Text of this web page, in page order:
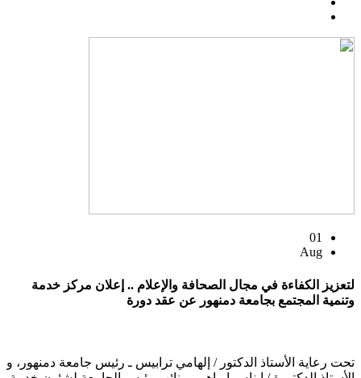
01
Aug
لتعزيز الكفاءة في مجال الصحافة والإعلام .. إعلان مركز خدمة
وتنمية المجتمع بجامعة دمنهور عن عقد دورة
تحت رعاية الأستاذ الدكتور / إلهامي ترابيس ـ رئيس جامعة دمنهور، و